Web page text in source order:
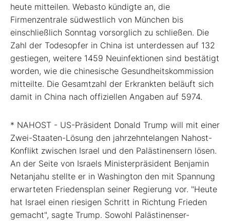
heute mitteilen. Webasto kündigte an, die
Firmenzentrale südwestlich von München bis
einschließlich Sonntag vorsorglich zu schließen. Die
Zahl der Todesopfer in China ist unterdessen auf 132
gestiegen, weitere 1459 Neuinfektionen sind bestätigt
worden, wie die chinesische Gesundheitskommission
mitteilte. Die Gesamtzahl der Erkrankten beläuft sich
damit in China nach offiziellen Angaben auf 5974.
* NAHOST - US-Präsident Donald Trump will mit einer
Zwei-Staaten-Lösung den jahrzehntelangen Nahost-
Konflikt zwischen Israel und den Palästinensern lösen.
An der Seite von Israels Ministerpräsident Benjamin
Netanjahu stellte er in Washington den mit Spannung
erwarteten Friedensplan seiner Regierung vor. "Heute
hat Israel einen riesigen Schritt in Richtung Frieden
gemacht", sagte Trump. Sowohl Palästinenser-